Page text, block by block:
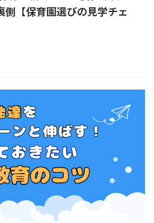
側【保育園選びの見学チェ